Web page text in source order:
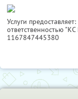
Услуги
ответственностью
1167847445380